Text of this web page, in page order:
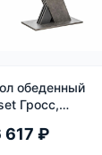
обеденный
Гросс,
на 6 персон
617 ₽